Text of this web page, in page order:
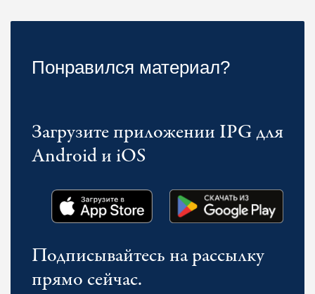
Понравился материал?
Загрузите приложении IPG для
Android и iOS
Подписывайтесь на рассылку
прямо сейчас.